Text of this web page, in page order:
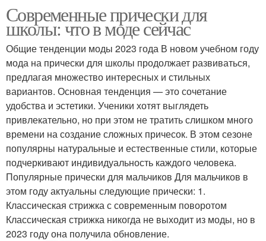
Современные прически для
школы: что в моде сейчас
Общие тенденции моды 2023 года В новом учебном году
мода на прически для школы продолжает развиваться,
предлагая множество интересных и стильных
вариантов. Основная тенденция — это сочетание
удобства и эстетики. Ученики хотят выглядеть
привлекательно, но при этом не тратить слишком много
времени на создание сложных причесок. В этом сезоне
популярны натуральные и естественные стили, которые
подчеркивают индивидуальность каждого человека.
Популярные прически для мальчиков Для мальчиков в
этом году актуальны следующие прически: 1.
Классическая стрижка с современным поворотом
Классическая стрижка никогда не выходит из моды, но в
2023 году она получила обновление.